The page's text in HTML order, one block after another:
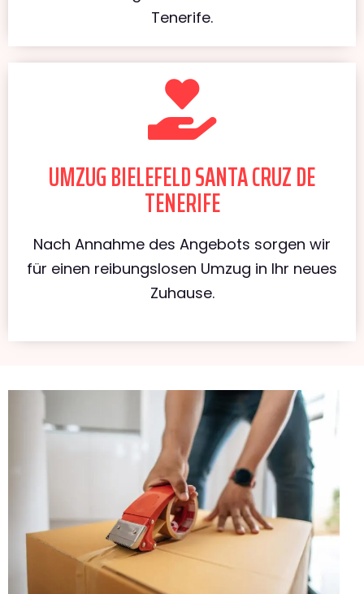
Tenerife.
UMZUG BIELEFELD SANTA CRUZ DE
TENERIFE
Nach Annahme des Angebots sorgen wir
für einen reibungslosen Umzug in Ihr neues
Zuhause.